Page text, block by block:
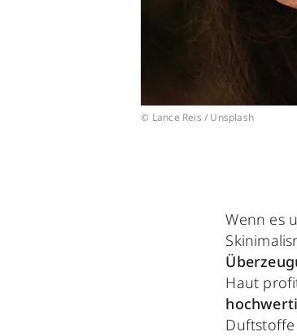
© Lance Reis / Unsplash
Wenn es
Haut